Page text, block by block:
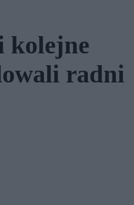
kolejne
radni